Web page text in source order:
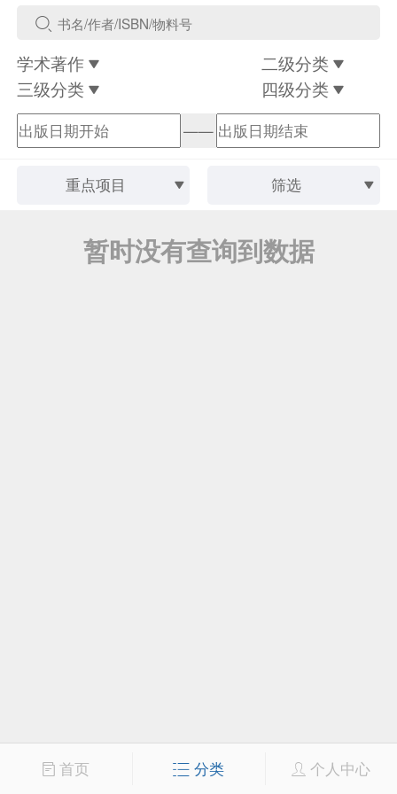
学术著作
二级分类
三级分类
四级分类
——
重点项目 筛选
暂时没有查询到数据
首页 分类 个人中心